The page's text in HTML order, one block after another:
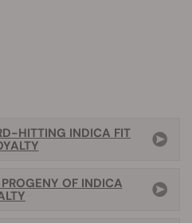
HITTING INDICA FIT
OF INDICA